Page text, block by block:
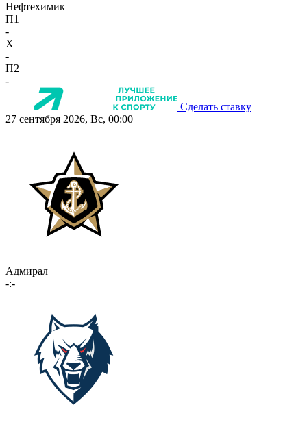
Нефтехимик
П1
-
X
-
П2
-
Сделать ставку
27 сентября 2026, Вс, 00:00
Адмирал
-:-